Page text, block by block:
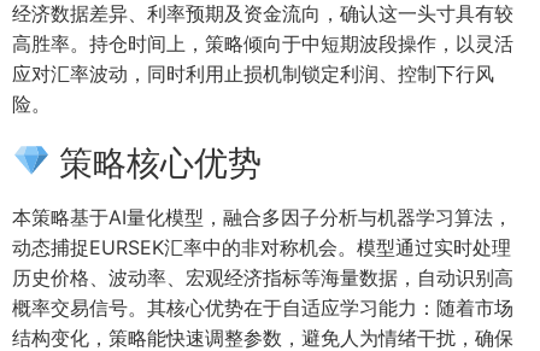
经济数据差异、利率预期及资金流向，确认这一头寸具有较
高胜率。持仓时间上，策略倾向于中短期波段操作，以灵活
应对汇率波动，同时利用止损机制锁定利润、控制下行风
险。
策略核心优势
本策略基于AI量化模型，融合多因子分析与机器学习算法，
动态捕捉EURSEK汇率中的非对称机会。模型通过实时处理
历史价格、波动率、宏观经济指标等海量数据，自动识别高
概率交易信号。其核心优势在于自适应学习能力：随着市场
结构变化，策略能快速调整参数，避免人为情绪干扰，确保